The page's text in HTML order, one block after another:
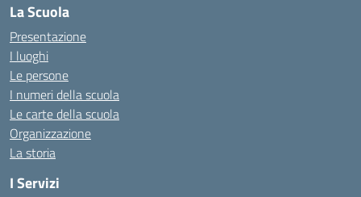
La Scuola
Presentazione
I luoghi
Le persone
I numeri della scuola
Le carte della scuola
Organizzazione
La storia
I Servizi